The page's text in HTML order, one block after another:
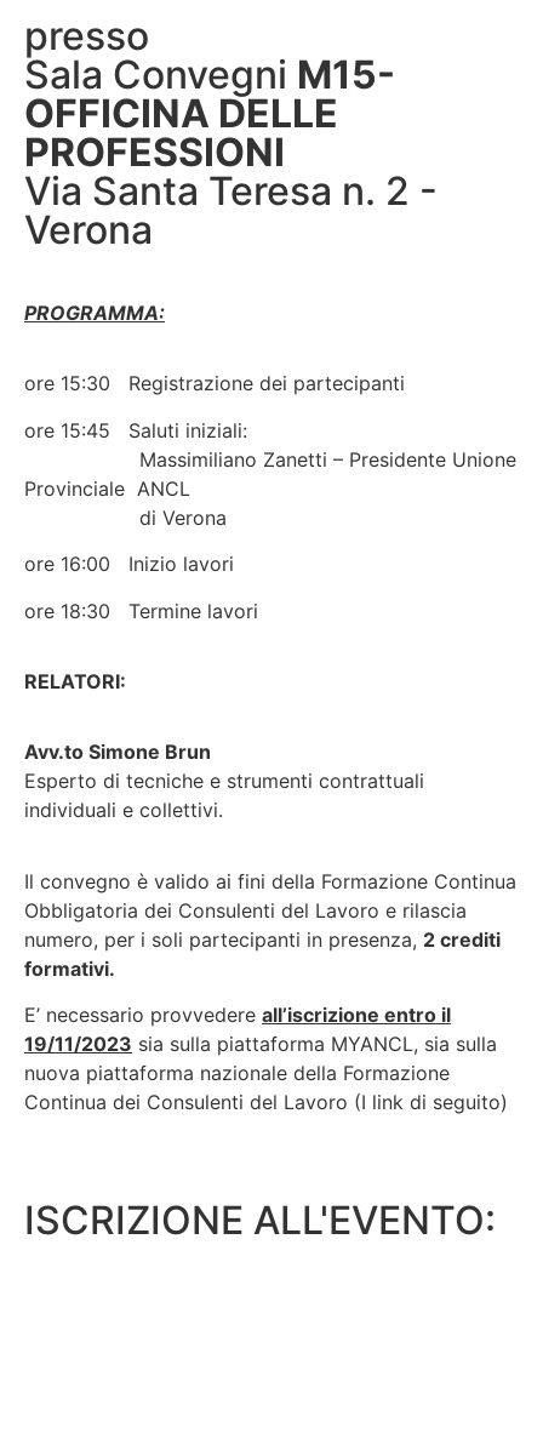
presso
Sala Convegni M15-
OFFICINA DELLE
PROFESSIONI
Via Santa Teresa n. 2 -
Verona
PROGRAMMA:
ore 15:30 Registrazione dei partecipanti
ore 15:45 Saluti iniziali:
Massimiliano Zanetti – Presidente Unione
Provinciale ANCL
di Verona
ore 16:00 Inizio lavori
ore 18:30 Termine lavori
RELATORI:
Avv.to Simone Brun
Esperto di tecniche e strumenti contrattuali
individuali e collettivi.
Il convegno è valido ai fini della Formazione Continua
Obbligatoria dei Consulenti del Lavoro e rilascia
numero, per i soli partecipanti in presenza, 2 crediti
formativi.
E’ necessario provvedere all’iscrizione entro il
19/11/2023 sia sulla piattaforma MYANCL, sia sulla
nuova piattaforma nazionale della Formazione
Continua dei Consulenti del Lavoro (I link di seguito)
ISCRIZIONE ALL'EVENTO: